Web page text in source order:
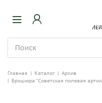
Главная | Каталог | Архив
| Брошюра "Советская полевая